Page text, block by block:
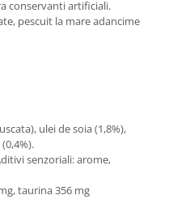
conservanti artificiali.
pescuit la mare adancime
ulei de soia (1,8%),
senzoriali: arome,
taurina 356 mg